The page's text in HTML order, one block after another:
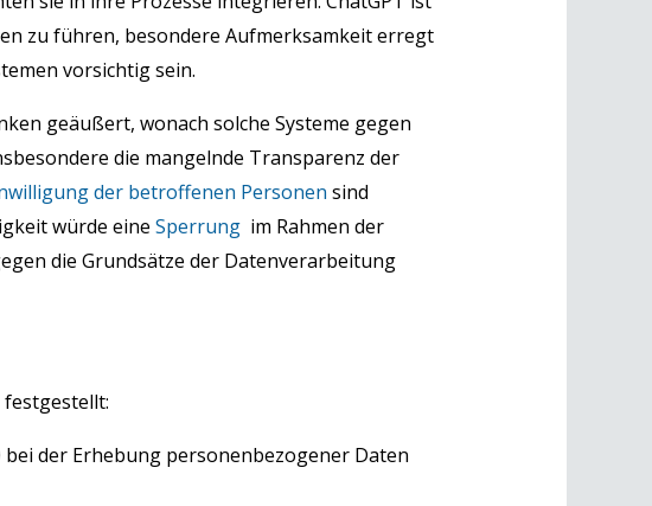
zu führen, besondere Aufmerksamkeit erregt
vorsichtig sein.
geäußert, wonach solche Systeme gegen
die mangelnde Transparenz der
der betroffenen Personen sind
würde eine Sperrungim Rahmen der
die Grundsätze der Datenverarbeitung
festgestellt:
der Erhebung personenbezogener Daten